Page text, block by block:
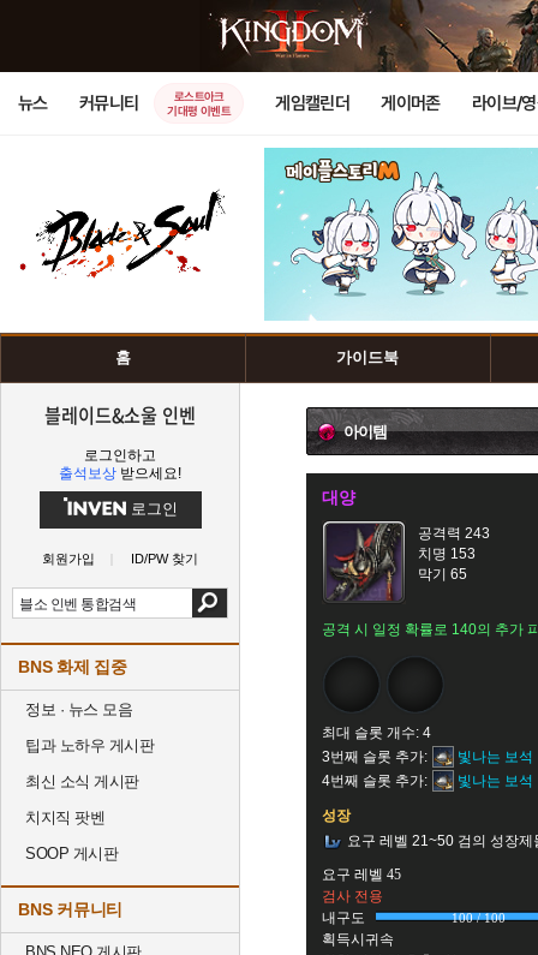
뉴스 커뮤니티
로스트아크
기대평 이벤트
게임캘린더 게이머존 라이브/
홈 가이드북
블레이드&소울 인벤
로그인하고
출석보상 받으세요!
로그인
회원가입 ID/PW 찾기
BNS 화제 집중
정보 · 뉴스 모음
팁과 노하우 게시판
최신 소식 게시판
치지직 팟벤
SOOP 게시판
BNS 커뮤니티
아이템
대양
공격력 243
치명 153
막기 65
공격 시 일정 확률로 140의 추가
최대 슬롯 개수: 4
3번째 슬롯 추가:
빛나는 보석
4번째 슬롯 추가:
빛나는 보석
성장
요구 레벨 21~50 검의 성장제
요구 레벨 45
검사 전용
내구도
100 / 100
획득시귀속